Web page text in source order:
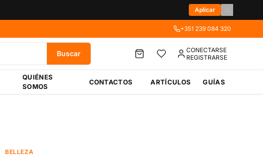
Aplicar
+351 239 084 320
Buscar
CONECTARSE
REGISTRARSE
QUIÉNES
SOMOS
CONTACTOS ARTÍCULOS GUÍAS
BELLEZA